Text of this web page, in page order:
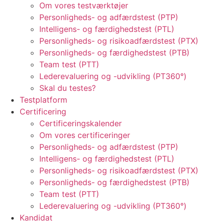
Om vores testværktøjer
Personligheds- og adfærdstest (PTP)
Intelligens- og færdighedstest (PTL)
Personligheds- og risikoadfærdstest (PTX)
Personligheds- og færdighedstest (PTB)
Team test (PTT)
Lederevaluering og -udvikling (PT360°)
Skal du testes?
Testplatform
Certificering
Certificeringskalender
Om vores certificeringer
Personligheds- og adfærdstest (PTP)
Intelligens- og færdighedstest (PTL)
Personligheds- og risikoadfærdstest (PTX)
Personligheds- og færdighedstest (PTB)
Team test (PTT)
Lederevaluering og -udvikling (PT360°)
Kandidat